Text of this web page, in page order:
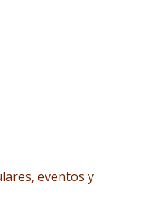
eventos y